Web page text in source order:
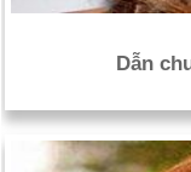
Dẫn